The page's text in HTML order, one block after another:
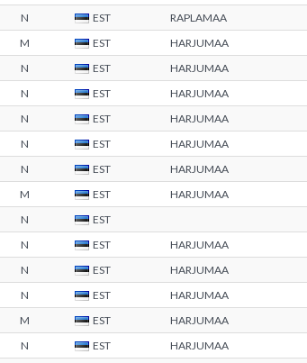
N EST
RAPLAMAA
M EST HARJUMAA
N EST HARJUMAA
N EST HARJUMAA
N EST HARJUMAA
N EST HARJUMAA
N EST HARJUMAA
M EST HARJUMAA
N EST
N EST HARJUMAA
N EST HARJUMAA
N EST HARJUMAA
M EST HARJUMAA
N EST HARJUMAA